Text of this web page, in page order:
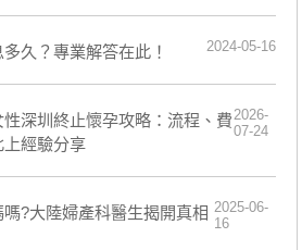
久？專業解答在此！ 2024-05-16
深圳終止懷孕攻略：流程、費
經驗分享
2026-
07-24
?大陸婦產科醫生揭開真相 2025-06-
16